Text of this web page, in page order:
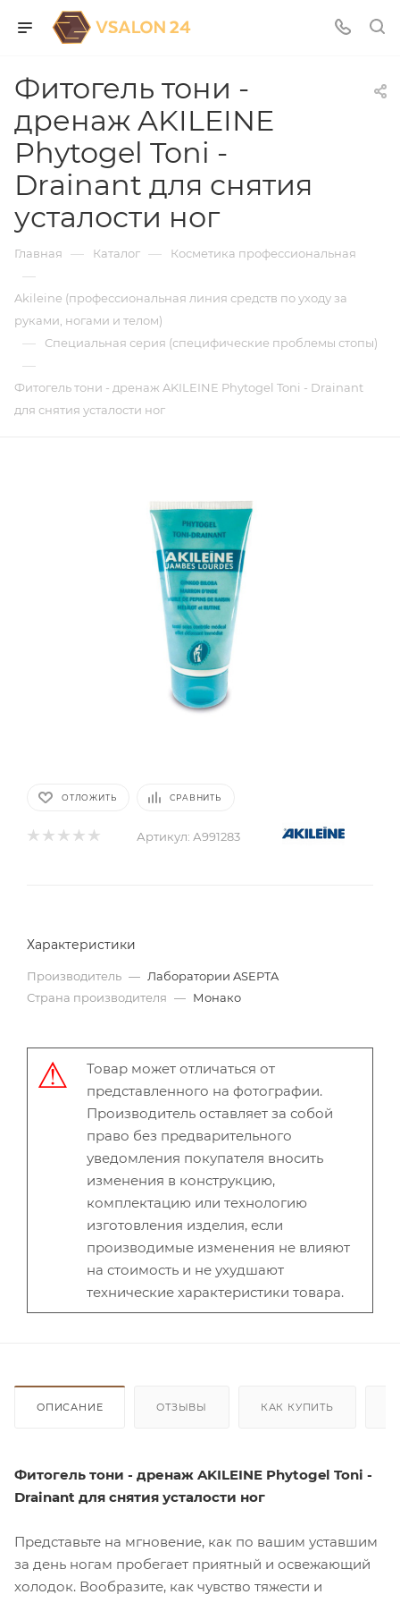
Фитогель тони -
дренаж AKILEINE
Phytogel Toni -
Drainant для снятия
усталости ног
Главная — Каталог — Косметика профессиональная
—
Akileine (профессиональная линия средств по уходу за
руками, ногами и телом)
— Специальная серия (специфические проблемы стопы)
—
Фитогель тони - дренаж AKILEINE Phytogel Toni - Drainant
для снятия усталости ног
ОТЛОЖИТЬ СРАВНИТЬ
Артикул: А991283
Характеристики
Производитель — Лаборатории ASEPTA
Страна производителя — Монако
Товар может отличаться от
представленного на фотографии.
Производитель оставляет за собой
право без предварительного
уведомления покупателя вносить
изменения в конструкцию,
комплектацию или технологию
изготовления изделия, если
производимые изменения не влияют
на стоимость и не ухудшают
технические характеристики товара.
ОПИСАНИЕ ОТЗЫВЫ КАК КУПИТЬ
Фитогель тони - дренаж AKILEINE Phytogel Toni -
Drainant для снятия усталости ног
Представьте на мгновение, как по вашим уставшим
за день ногам пробегает приятный и освежающий
холодок. Вообразите, как чувство тяжести и